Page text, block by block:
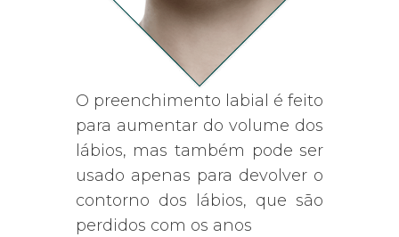
O preenchimento labial é feito
para aumentar do volume dos
lábios, mas também pode ser
usado apenas para devolver o
contorno dos lábios, que são
perdidos com os anos